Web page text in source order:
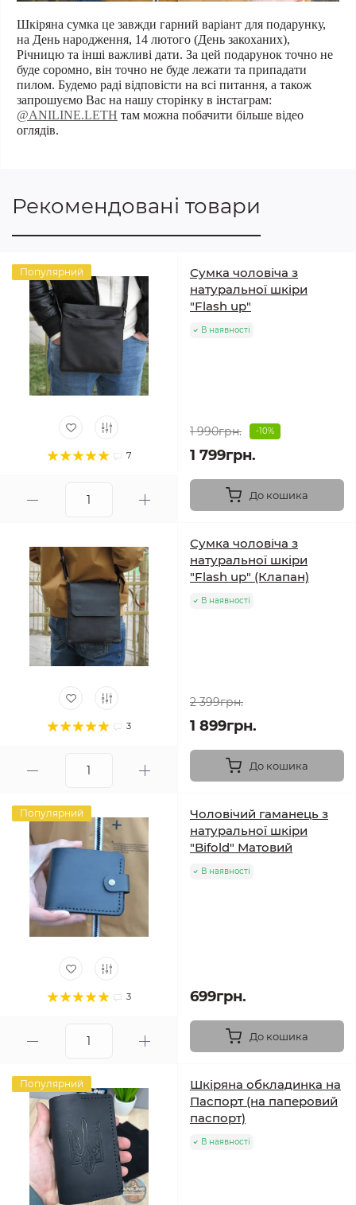
Шкіряна сумка це завжди гарний варіант для подарунку,
на День народження, 14 лютого (День закоханих),
Річницю та інші важливі дати. За цей подарунок точно не
буде соромно, він точно не буде лежати та припадати
пилом. Будемо раді відповісти на всі питання, а також
запрошуємо Вас на нашу сторінку в інстаграм:
@ANILINE.LETH там можна побачити більше відео
оглядів.
Рекомендовані товари
Популярний
7
Сумка чоловіча з
натуральної шкіри
"Flash up"
В наявності
1 990грн. -10%
1 799грн.
До кошика
3
Сумка чоловіча з
натуральної шкіри
"Flash up" (Клапан)
В наявності
2 399грн.
1 899грн.
До кошика
Популярний
3
Чоловічий гаманець з
натуральної шкіри
"Bifold" Матовий
В наявності
699грн.
До кошика
Популярний
Шкіряна обкладинка на
Паспорт (на паперовий
паспорт)
В наявності